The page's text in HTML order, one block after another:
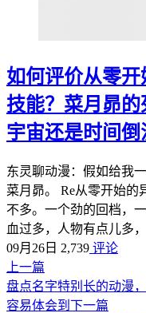
如何评价从零
技能？菜月昴
宇宙还是时间倒
东灵聊动漫：假如给我
菜月昴。 Re从零开始的
不多。一个劲的回档，
血过多，人物有点儿多
09月26日 2,739 评论
上一篇
盘点名字特别长的动漫
容易体会到 下一篇